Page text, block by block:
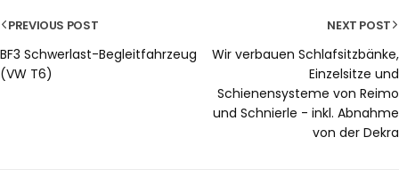
PREVIOUS POST
BF3 Schwerlast-Begleitfahrzeug
(VW T6)
NEXT POST
Wir verbauen Schlafsitzbänke,
Einzelsitze und
Schienensysteme von Reimo
und Schnierle - inkl. Abnahme
von der Dekra